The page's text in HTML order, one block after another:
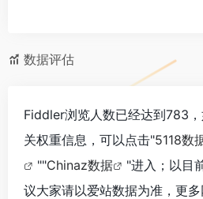
数据评估
Fiddler浏览人数已经达到783
关权重信息，可以点击"5118数
""Chinaz数据
"进入；以目
议大家请以爱站数据为准，更多